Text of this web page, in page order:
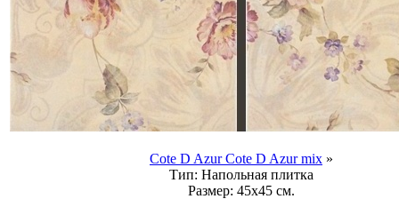
Cote D Azur Cote D Azur mix »
Тип: Напольная плитка
Размер: 45x45 см.